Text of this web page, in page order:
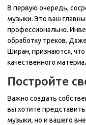
В первую очередь,
музыки. Это ваш
профессионально.
обработку треков.
Ширан, признаются,
качественного
Постройте
Важно создать
вы хотите
музыки, но и вашего